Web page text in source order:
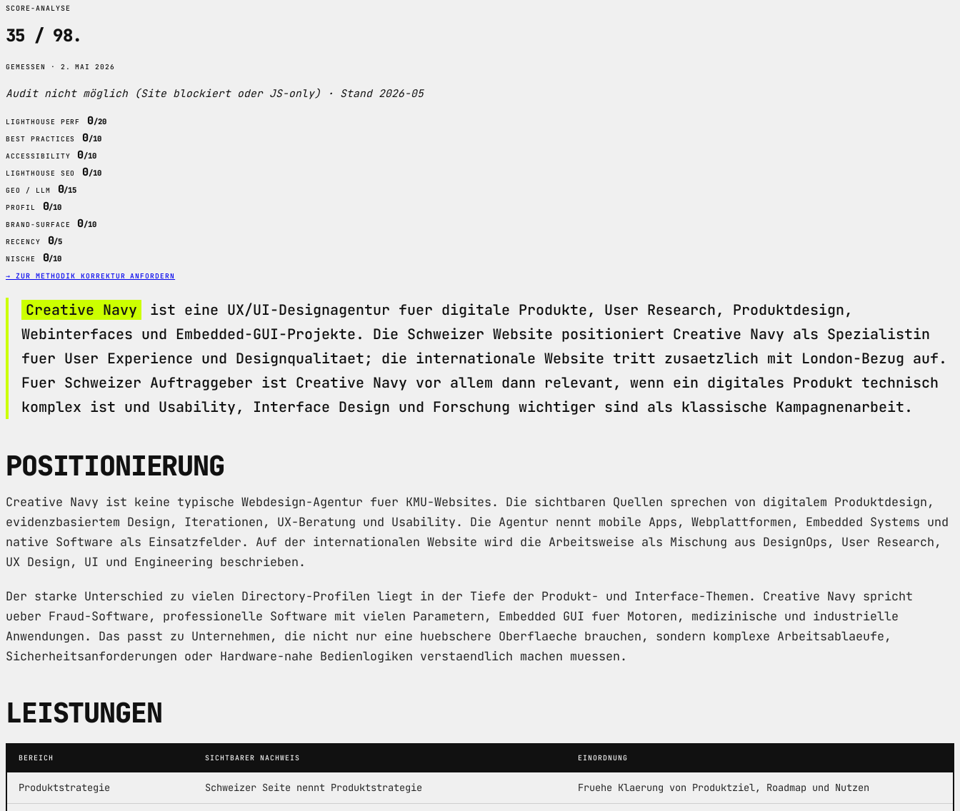
SCORE-ANALYSE
35 / 98.
GEMESSEN · 2. MAI 2026
Audit nicht möglich (Site blockiert oder JS-only) · Stand 2026-05
LIGHTHOUSE PERF 0/20
BEST PRACTICES 0/10
ACCESSIBILITY 0/10
LIGHTHOUSE SEO 0/10
GEO / LLM 0/15
PROFIL 0/10
BRAND-SURFACE 0/10
RECENCY 0/5
NISCHE 0/10
→ ZUR METHODIK KORREKTUR ANFORDERN
Creative Navy
ist eine UX/UI-Designagentur fuer digitale Produkte, User Research, Produktdesign,
Webinterfaces und Embedded-GUI-Projekte. Die Schweizer Website positioniert Creative Navy als Spezialistin
fuer User Experience und Designqualitaet; die internationale Website tritt zusaetzlich mit London-Bezug auf.
Fuer Schweizer Auftraggeber ist Creative Navy vor allem dann relevant, wenn ein digitales Produkt technisch
komplex ist und Usability, Interface Design und Forschung wichtiger sind als klassische Kampagnenarbeit.
POSITIONIERUNG
Creative Navy ist keine typische Webdesign-Agentur fuer KMU-Websites. Die sichtbaren Quellen sprechen von digitalem Produktdesign,
evidenzbasiertem Design, Iterationen, UX-Beratung und Usability. Die Agentur nennt mobile Apps, Webplattformen, Embedded Systems und
native Software als Einsatzfelder. Auf der internationalen Website wird die Arbeitsweise als Mischung aus DesignOps, User Research,
UX Design, UI und Engineering beschrieben.
Der starke Unterschied zu vielen Directory-Profilen liegt in der Tiefe der Produkt- und Interface-Themen. Creative Navy spricht
ueber Fraud-Software, professionelle Software mit vielen Parametern, Embedded GUI fuer Motoren, medizinische und industrielle
Anwendungen. Das passt zu Unternehmen, die nicht nur eine huebschere Oberflaeche brauchen, sondern komplexe Arbeitsablaeufe,
Sicherheitsanforderungen oder Hardware-nahe Bedienlogiken verstaendlich machen muessen.
LEISTUNGEN
BEREICH SICHTBARER NACHWEIS EINORDNUNG
Produktstrategie Schweizer Seite nennt Produktstrategie Fruehe Klaerung von Produktziel, Roadmap und Nutzen